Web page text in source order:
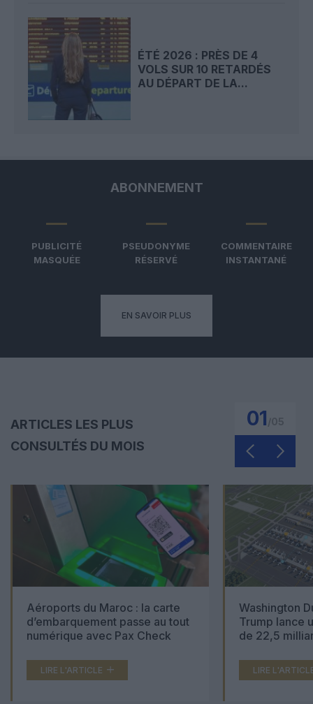
ÉTÉ 2026 : PRÈS DE 4
VOLS SUR 10 RETARDÉS
AU DÉPART DE LA...
ABONNEMENT
PUBLICITÉ
MASQUÉE
PSEUDONYME
RÉSERVÉ
COMMENTAIRE
INSTANTANÉ
EN SAVOIR PLUS
ARTICLES LES PLUS
CONSULTÉS DU MOIS
01
Aéroports du Maroc : la carte
d’embarquement passe au tout
numérique avec Pax Check
LIRE L'ARTICLE
Washington
Trump lance
de 22,5
LIRE